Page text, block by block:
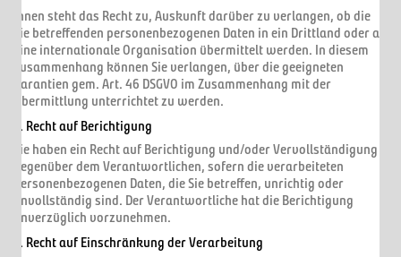
Ihnen steht das Recht zu, Auskunft darüber zu verlangen, ob die
Sie betreffenden personenbezogenen Daten in ein Drittland oder an
eine internationale Organisation übermittelt werden. In diesem
Zusammenhang können Sie verlangen, über die geeigneten
Garantien gem. Art. 46 DSGVO im Zusammenhang mit der
Übermittlung unterrichtet zu werden.
2. Recht auf Berichtigung
Sie haben ein Recht auf Berichtigung und/oder Vervollständigung
gegenüber dem Verantwortlichen, sofern die verarbeiteten
personenbezogenen Daten, die Sie betreffen, unrichtig oder
unvollständig sind. Der Verantwortliche hat die Berichtigung
unverzüglich vorzunehmen.
3. Recht auf Einschränkung der Verarbeitung